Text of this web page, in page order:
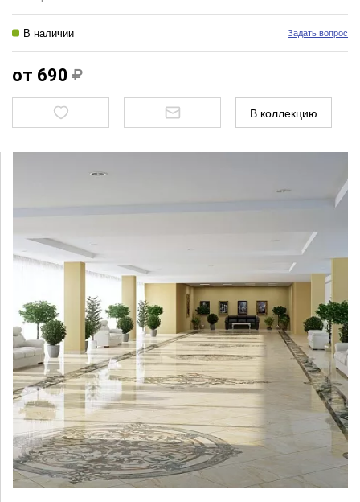
В наличии Задать вопрос
от 690
В коллекцию